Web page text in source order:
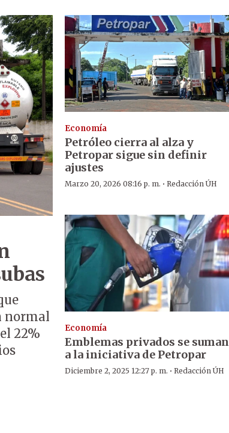
normal
22%
Economía
Petróleo cierra al alza y
Petropar sigue sin definir
ajustes
Marzo 20, 2026 08:16 p. m. · Redacción ÚH
Economía
Emblemas privados se suman
a la iniciativa de Petropar
Diciembre 2, 2025 12:27 p. m. · Redacción ÚH